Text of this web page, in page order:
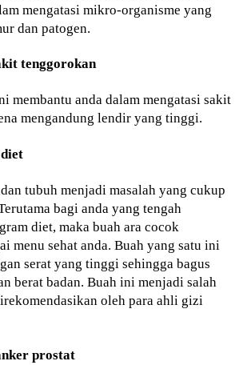
mengatasi mikro-organisme yang
dan patogen.
tenggorokan
membantu anda dalam mengatasi sakit
mengandung lendir yang tinggi.
tubuh menjadi masalah yang cukup
bagi anda yang tengah
diet, maka buah ara cocok
menu sehat anda. Buah yang satu ini
serat yang tinggi sehingga bagus
berat badan. Buah ini menjadi salah
oleh para ahli gizi
prostat